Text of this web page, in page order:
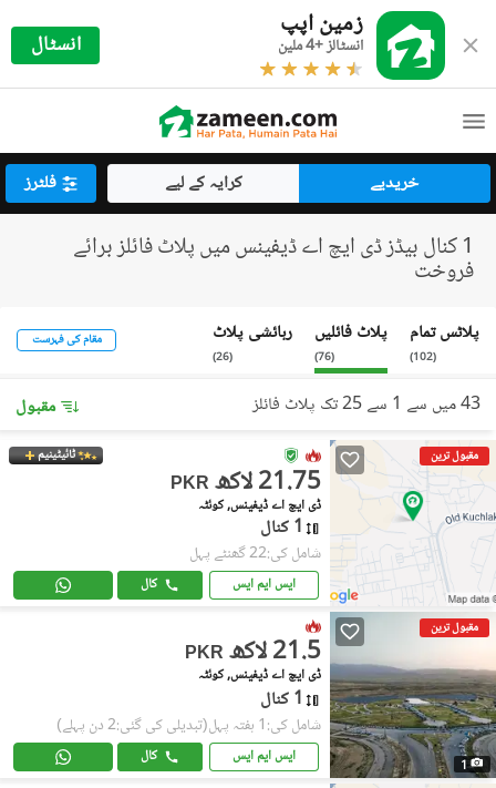
زمین اپپ
انسٹالز +4 ملین انسٹال
خریدیے کرایہ کے لیے فلٹرز
1 کنال بیڈز ڈی ایچ اے ڈیفینس میں پلاٹ فائلز برائے
فروخت
پلاٹس تمام
(
102
)
پلاٹ فائلیں
(
76
)
رہائشی پلاٹ
(
26
)
مقام کی فہرست
43 میں سے 1 سے 25 تک پلاٹ فائلز مقبول
مقبول ترین ٹائیٹینیم
PKR 21.75 لاکھ
ڈی ایچ اے ڈیفینس, کوئٹہ
1 کنال
شامل کی:22 گھنٹے پہل
ایس ایم ایس کال
مقبول ترین
1
PKR 21.5 لاکھ
ڈی ایچ اے ڈیفینس, کوئٹہ
1 کنال
شامل کی:1 ہفتہ پہل (تبدیلی کی گئی:2 دن پہلے)
ایس ایم ایس کال